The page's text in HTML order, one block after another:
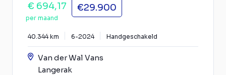
€ 694,17
per maand
€29.900
40.344 km 6-2024 Handgeschakeld
Van der Wal Vans
Langerak